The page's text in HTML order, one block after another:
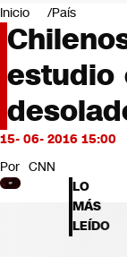
Negocios
Deportes
Programas
Cultura
Servicios
Bits
CNN tiempo
Futuro 360
Opinión
Inicio País
estudio
15- 06- 2016 15:00
Por CNN
LO
MÁS
LEÍDO